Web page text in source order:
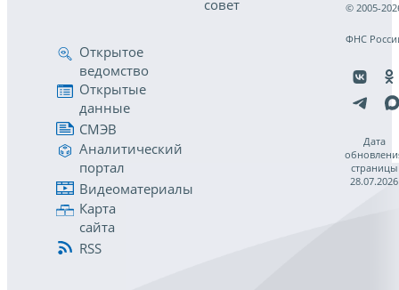
совет
Открытое
ведомство
Открытые
данные
СМЭВ
Аналитический
портал
Видеоматериалы
Карта
сайта
RSS
© 2005-
ФНС
Дата
страницы
28.07.2026